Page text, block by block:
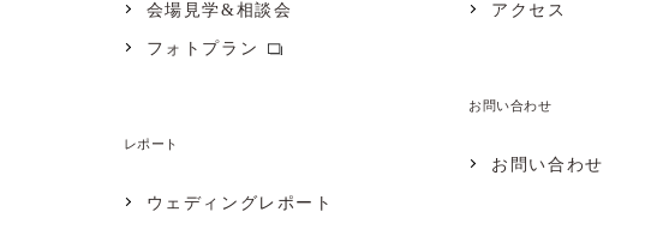
会場見学&相談会
フォトプラン
レポート
ウェディングレポート
アクセス
お問い合わせ
お問い合わせ